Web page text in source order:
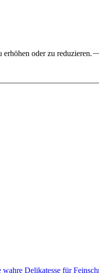
oder zu reduzieren.
Delikatesse für